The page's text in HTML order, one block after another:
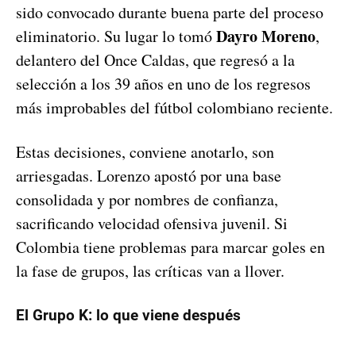
sido convocado durante buena parte del proceso
eliminatorio. Su lugar lo tomóDayro Moreno,
delantero del Once Caldas, que regresó a la
selección a los 39 años en uno de los regresos
más improbables del fútbol colombiano reciente.
Estas decisiones, conviene anotarlo, son
arriesgadas. Lorenzo apostó por una base
consolidada y por nombres de confianza,
sacrificando velocidad ofensiva juvenil. Si
Colombia tiene problemas para marcar goles en
la fase de grupos, las críticas van a llover.
El Grupo K: lo que viene después